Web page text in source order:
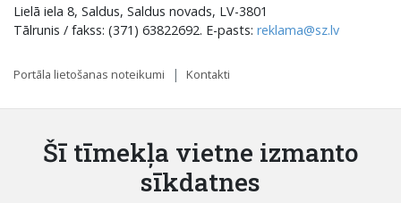
Lielā iela 8, Saldus, Saldus novads, LV-3801
Tālrunis / fakss: (371) 63822692. E-pasts: reklama@sz.lv
Portāla lietošanas noteikumi Kontakti
Šī tīmekļa vietne izmanto
sīkdatnes